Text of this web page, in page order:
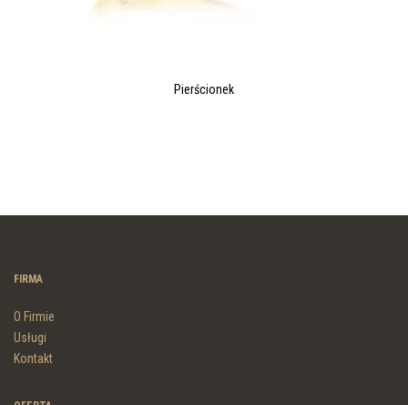
Pierścionek
FIRMA
O Firmie
Usługi
Kontakt